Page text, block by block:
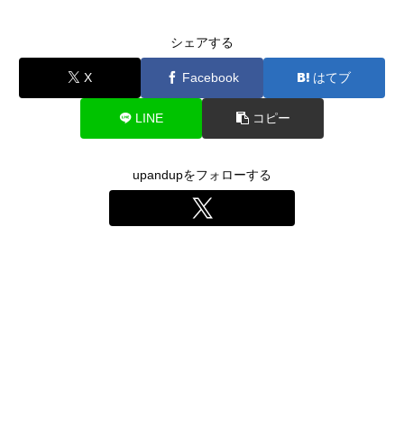
シェアする
X Facebook はてブ
LINE コピー
upandupをフォローする